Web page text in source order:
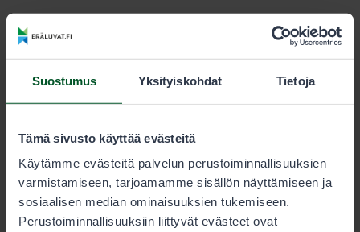
Suostumus Yksityiskohdat Tietoja
Tämä sivusto käyttää evästeitä
Käytämme evästeitä palvelun perustoiminnallisuuksien
varmistamiseen, tarjoamamme sisällön näyttämiseen ja
sosiaalisen median ominaisuuksien tukemiseen.
Perustoiminnallisuuksiin liittyvät evästeet ovat
Metsästyksen kestävyyden varmistamiseksi jokaiselle
lupa-alueelle on määritelty myytävien vesilintu- ja
jänislupien enimmäismäärä. Lupia myydään, kunnes
tämä määrä saavutetaan.
Metsästäjän tulee aina tarkistaa sallitut saalislajit ja
saaliskiintiöt lupaehdoista.
Nuorisoluvat
Alle 15-vuotias voi metsästää pienriistaa ilman omaa
lupaa sellaisen henkilön saaliskiintiöön, joka on